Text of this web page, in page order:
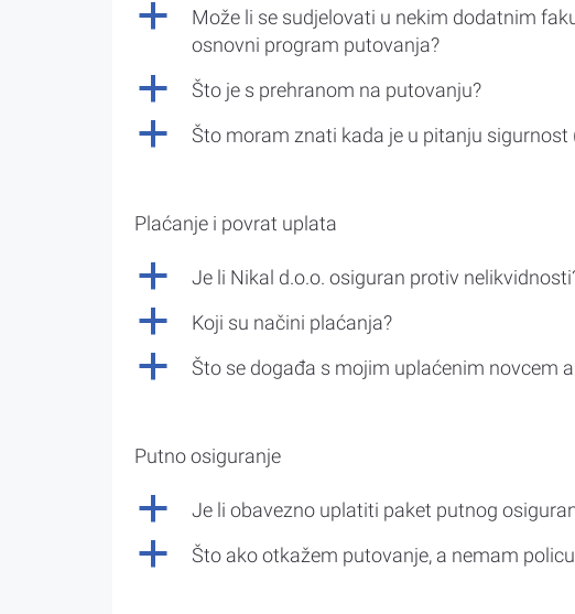
a
Može li se sudjelovati u nekim dodatnim
osnovni program putovanja?
a Što je s prehranom na putovanju?
a Što moram znati kada je u pitanju sigurnost
Plaćanje i povrat uplata
a Je li Nikal d.o.o. osiguran protiv
a Koji su načini plaćanja?
a Što se događa s mojim uplaćenim novcem
Putno osiguranje
a Je li obavezno uplatiti paket putnog
a Što ako otkažem putovanje, a nemam